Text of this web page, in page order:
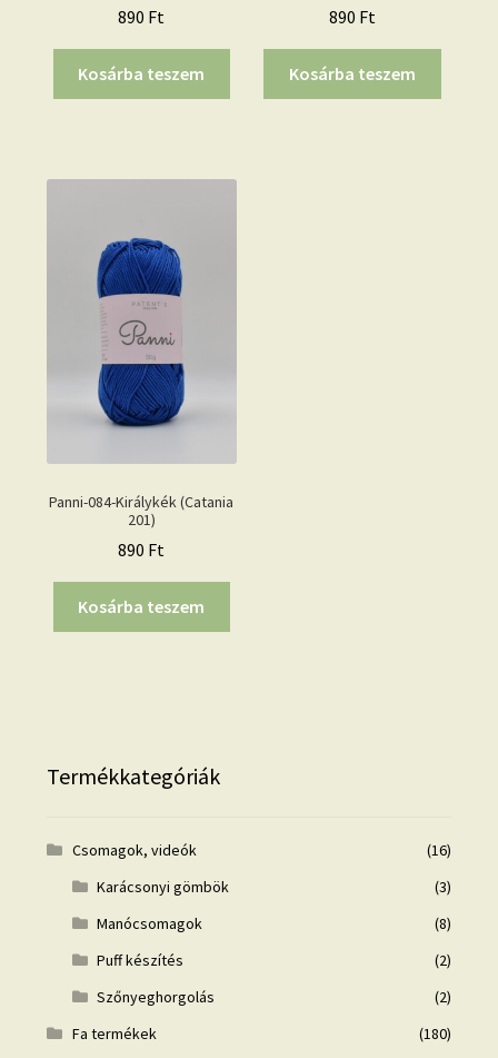
890 Ft
Kosárba teszem
890 Ft
Kosárba teszem
Panni-084-Királykék (Catania
201)
890 Ft
Kosárba teszem
Termékkategóriák
Csomagok, videók
(16)
Karácsonyi gömbök
(3)
Manócsomagok
(8)
Puff készítés
(2)
Szőnyeghorgolás
(2)
Fa termékek
(180)